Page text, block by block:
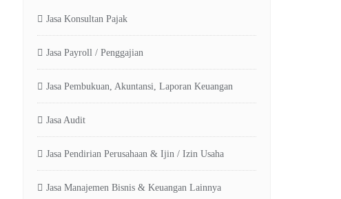
Jasa Konsultan Pajak
Jasa Payroll / Penggajian
Jasa Pembukuan, Akuntansi, Laporan Keuangan
Jasa Audit
Jasa Pendirian Perusahaan & Ijin / Izin Usaha
Jasa Manajemen Bisnis & Keuangan Lainnya